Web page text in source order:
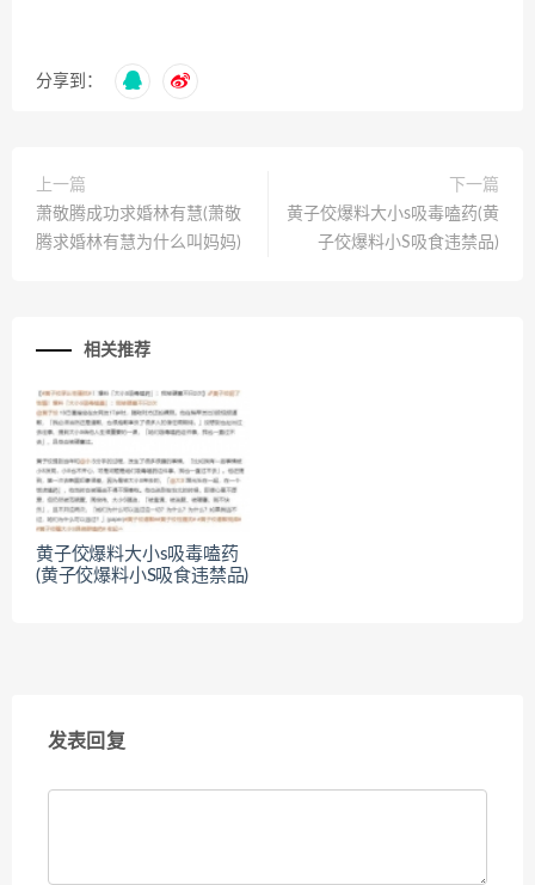
分享到：
上一篇
萧敬腾成功求婚林有慧(萧敬
腾求婚林有慧为什么叫妈妈)
下一篇
黄子佼爆料大小s吸毒嗑药(黄
子佼爆料小S吸食违禁品)
相关推荐
黄子佼爆料大小s吸毒嗑药
(黄子佼爆料小S吸食违禁品)
发表回复